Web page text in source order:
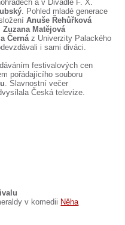
a v Divadle F. X.
. Pohled mladé generace
Anuše Řehůřková
Zuzana Matějová
Černáz Univerzity Palackého
i sami diváci.
festivalových cen
pořádajícího souboru
. Slavnostní večer
Česká televize.
v komedii Něha